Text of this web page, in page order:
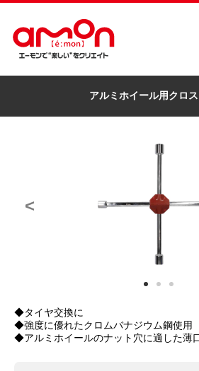
アルミホイール用クロ
<
◆タイヤ交換に
◆強度に優れたクロムバナジウム鋼使用
◆アルミホイールのナット穴に適した薄